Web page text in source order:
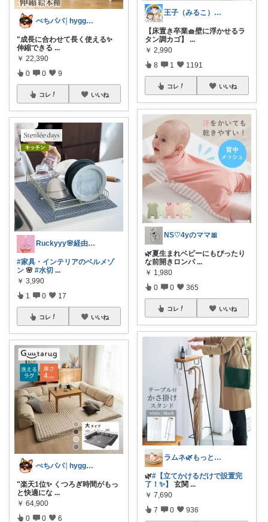
ぺちパパ│hyggeな心意気を大切に🌿
"成長に合わせて長く使える✨️
伸縮できる ...
￥ 22,390
0 0 9
コレ いいね
Ruckyyy🌸経由感謝🙇‍♀️✨
#家具・インテリアのベルメゾ
ン 🌸 #水切 ...
￥ 3,990
1 0 17
コレ いいね
ぺちパパ│hyggeな心意気を大切に🌿
"楽天1位✨ くつろぎ時間がもっ
と快適にな ...
￥ 64,900
0 0 6
王子（みるこ）👑便利グッズ×QOL向上
【床置き卒業🧺壁に浮かせるラ
タン調カゴ】 ...
￥ 2,990
8 1 1191
コレ いいね
NS♡4yのママ🎀
🌿夏生まれベビーにもぴったり
な前開きロンパ ...
￥ 1,980
0 0 365
コレ いいね
ラムネ🌿もっと快適な暮らし 𖠿
🌿#【立てかけるだけで設置完
了！✨】
玄関 ...
￥ 7,690
7 0 936